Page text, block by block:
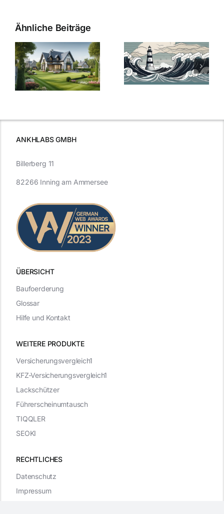
Ähnliche Beiträge
Bauzinsen im
Sturm: Die
aktuelle
Entwicklung
Die Evolution
der
Bauzinsen: Ein
Blick in die
ANKHLABS GMBH
ÜBERSICHT
WEITERE PRODUKTE
Versicherungsvergleich1
KFZ-Versicherungsvergleich1
Lackschützer
Führerscheinumtausch
TIQQLER
SEOKI
RECHTLICHES
Billerberg 11
82266 Inning am Ammersee
Datenschutz
Impressum
Baufoerderung
Glossar
Hilfe und Kontakt